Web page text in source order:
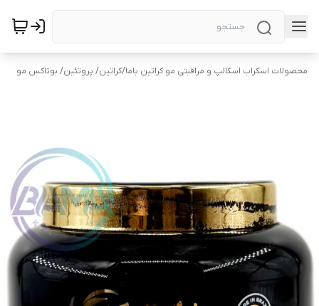
محصولات اسکراب اسکالپ و مراقبتی مو کراتین باما/کراتین/ پروتئین/ بوتاکس مو